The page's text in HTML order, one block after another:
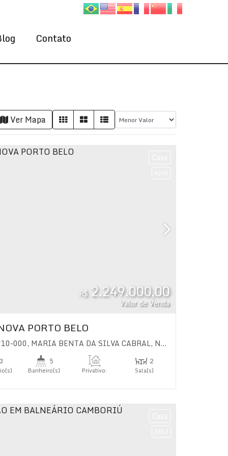
Contato
Ver Mapa
R$2.249.000,00
Valor de Venda
PORTO BELO
000, MARIA BENTA DA SILVA CABRAL, N°:
3 5
Banheiro(s) Privativo:
2
Sala(s)